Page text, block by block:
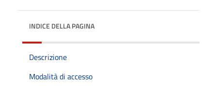
INDICE DELLA PAGINA
Descrizione
Modalità di accesso